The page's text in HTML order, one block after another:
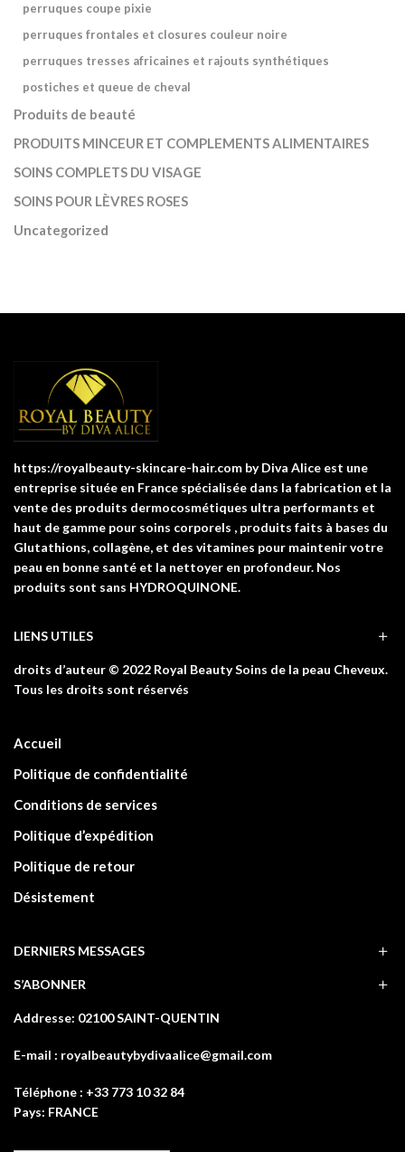
perruques coupe pixie
perruques frontales et closures couleur noire
perruques tresses africaines et rajouts synthétiques
postiches et queue de cheval
Produits de beauté
PRODUITS MINCEUR ET COMPLEMENTS ALIMENTAIRES
SOINS COMPLETS DU VISAGE
SOINS POUR LÈVRES ROSES
Uncategorized
https://royalbeauty-skincare-hair.com by Diva Alice est une
entreprise située en France spécialisée dans la fabrication et la
vente des produits dermocosmétiques ultra performants et
haut de gamme pour soins corporels , produits faits à bases du
Glutathions, collagène, et des vitamines pour maintenir votre
peau en bonne santé et la nettoyer en profondeur. Nos
produits sont sans HYDROQUINONE.
LIENS UTILES
droits d’auteur © 2022 Royal Beauty Soins de la peau Cheveux.
Tous les droits sont réservés
Accueil
Politique de confidentialité
Conditions de services
Politique d’expédition
Politique de retour
Désistement
DERNIERS MESSAGES
S’ABONNER
Addresse: 02100 SAINT-QUENTIN
E-mail : royalbeautybydivaalice@gmail.com
Téléphone : +33 773 10 32 84
Pays: FRANCE